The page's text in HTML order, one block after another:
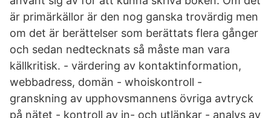
är primärkällor är den nog ganska trovärdig men
om det är berättelser som berättats flera gånger
och sedan nedtecknats så måste man vara
källkritisk. - värdering av kontaktinformation,
webbadress, domän - whoiskontroll -
granskning av upphovsmannens övriga avtryck
på nätet - kontroll av in- och utlänkar - analys av